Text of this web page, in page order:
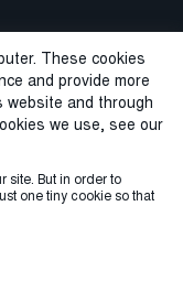
These cookies
and provide more
and through
we use, see our
site. But in order to
one tiny cookie so that